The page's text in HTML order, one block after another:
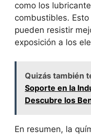
como los
combustibles.
pueden resistir
exposición a los
Quizás también
Soporte en la
Descubre los
En resumen, la